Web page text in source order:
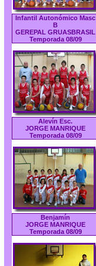
Infantil Autonómico Masc
B
GEREPAL GRUASBRASIL
Temporada 08/09
Alevín Esc.
JORGE MANRIQUE
Temporada 08/09
Benjamín
JORGE MANRIQUE
Temporada 08/09